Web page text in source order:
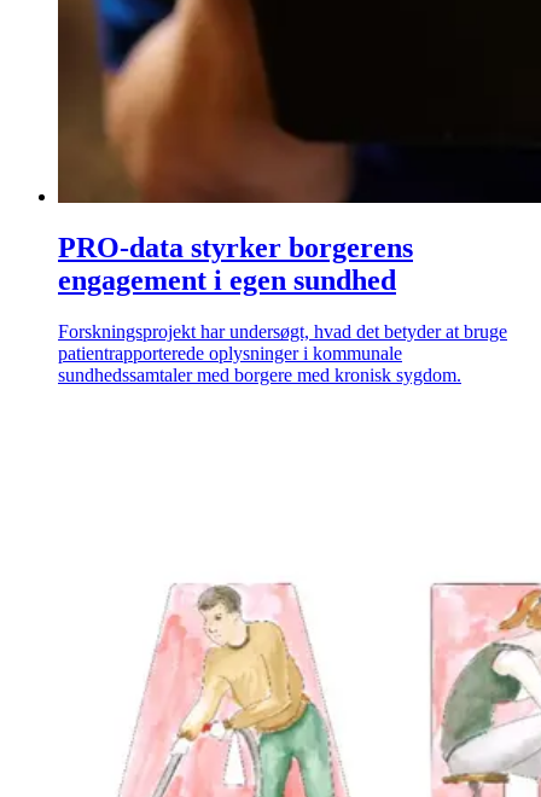
PRO-data styrker borgerens
engagement i egen sundhed
Forskningsprojekt har undersøgt, hvad det betyder at bruge
patientrapporterede oplysninger i kommunale
sundhedssamtaler med borgere med kronisk sygdom.